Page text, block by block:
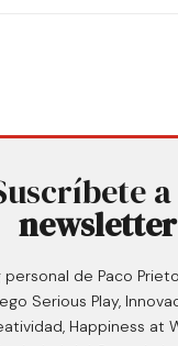
newsletter
personal de Paco
Serious Play,
Happiness at